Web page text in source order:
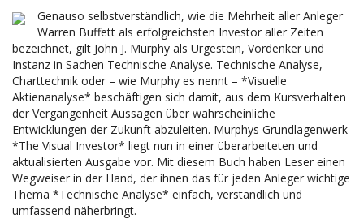
Genauso selbstverständlich, wie die Mehrheit aller Anleger
Warren Buffett als erfolgreichsten Investor aller Zeiten
bezeichnet, gilt John J. Murphy als Urgestein, Vordenker und
Instanz in Sachen Technische Analyse. Technische Analyse,
Charttechnik oder – wie Murphy es nennt – *Visuelle
Aktienanalyse* beschäftigen sich damit, aus dem Kursverhalten
der Vergangenheit Aussagen über wahrscheinliche
Entwicklungen der Zukunft abzuleiten. Murphys Grundlagenwerk
*The Visual Investor* liegt nun in einer überarbeiteten und
aktualisierten Ausgabe vor. Mit diesem Buch haben Leser einen
Wegweiser in der Hand, der ihnen das für jeden Anleger wichtige
Thema *Technische Analyse* einfach, verständlich und
umfassend näherbringt.